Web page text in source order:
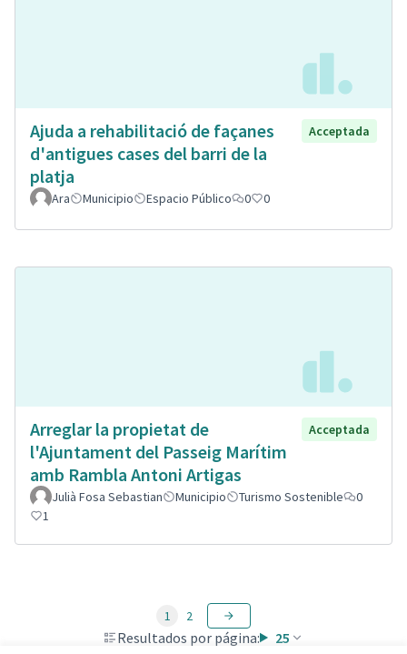
Ajuda a rehabilitació de façanes
d'antigues cases del barri de la
platja
Acceptada
Ara Municipio Espacio Público 0 0
Arreglar la propietat de
l'Ajuntament del Passeig Marítim
amb Rambla Antoni Artigas
Acceptada
Julià Fosa Sebastian Municipio Turismo Sostenible
0
1
Resultados por página: 25
1 2